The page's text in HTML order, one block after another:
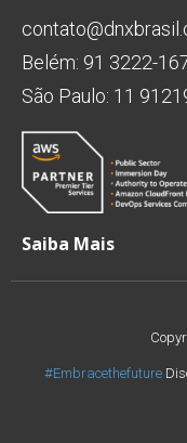
Belém: 91 3222-
São Paulo: 11
Saiba Mais
#Embracethefuture